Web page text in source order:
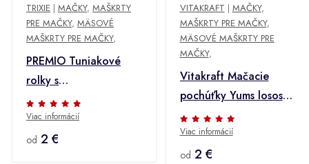
TRIXIE | MAČKY, MAŠKRTY
PRE MAČKY, MÄSOVÉ
MAŠKRTY PRE MAČKY,
PREMIO Tuniakové
rolky s
tuniakom/kuracím
mäsom 50g* +
Množstevná zľava
Viac informácií
od 2 €
VITAKRAFT | MAČKY,
MAŠKRTY PRE MAČKY,
MÄSOVÉ MAŠKRTY PRE
MAČKY,
Vitakraft Mačacie
pochúťky Yums losos
40g + Množstevná
zľava
Viac informácií
od 2 €